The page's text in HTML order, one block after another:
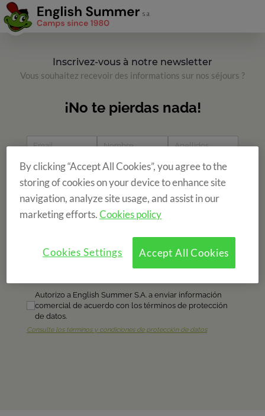
Inscrivez-vous à notre newsletter
Vous souhaitez recevoir des informations sur nos séjours ?
By clicking “Accept All Cookies”, you agree to the
storing of cookies on your device to enhance site
navigation, analyze site usage, and assist in our
marketing efforts.Cookies policy
Accept All Cookies
Cookies Settings